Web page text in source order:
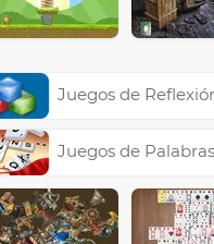
Juegos de
Juegos de